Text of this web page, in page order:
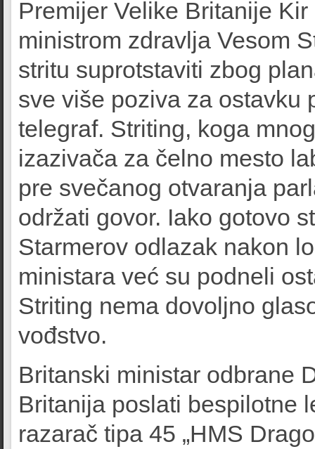
Premijer Velike Britanije
ministrom zdravlja Vesom
stritu suprotstaviti zbog
sve više poziva za ostavku
telegraf. Striting, koga
izazivača za čelno mesto
pre svečanog otvaranja
održati govor. Iako gotovo
Starmerov odlazak nakon
ministara već su podneli
Striting nema dovoljno
vođstvo.
Britanski ministar odbrane
Britanija poslati bespilotne
razarač tipa 45 „HMS